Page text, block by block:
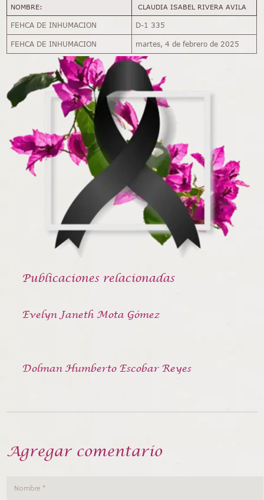
NOMBRE: CLAUDIA ISABEL RIVERA AVILA
FEHCA DE INHUMACION D-1 335
FEHCA DE INHUMACION martes, 4 de febrero de 2025
Publicaciones relacionadas
Evelyn Janeth Mota Gómez
Dolman Humberto Escobar Reyes
Agregar comentario